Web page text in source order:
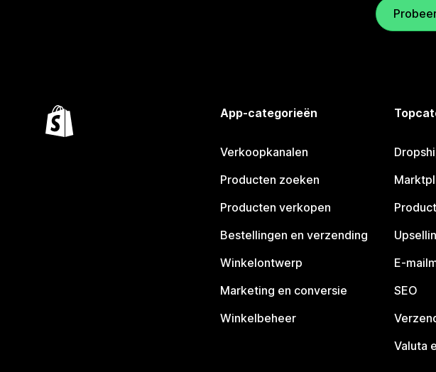
App-categorieën
Verkoopkanalen
Producten zoeken
Producten verkopen
Bestellingen en verzending
Winkelontwerp
Marketing en conversie
Winkelbeheer
E-
SEO
Valuta